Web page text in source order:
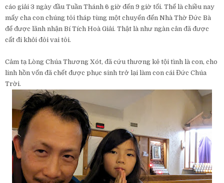
cáo giải 3 ngày đầu Tuần Thánh 6 giờ đến 9 giờ tối. Thế là chiều nay
mấy cha con chúng tôi tháp tùng một chuyến đến Nhà Thờ Đức Bà
để được lãnh nhận Bí Tích Hoà Giải. Thật là như ngàn cân đã được
cất đi khỏi đôi vai tôi.
Cảm tạ Lòng Chúa Thương Xót, đã cứu thương kẻ tội tình là con, cho
linh hồn vốn đã chết được phục sinh trở lại làm con cái Đức Chúa
Trời.